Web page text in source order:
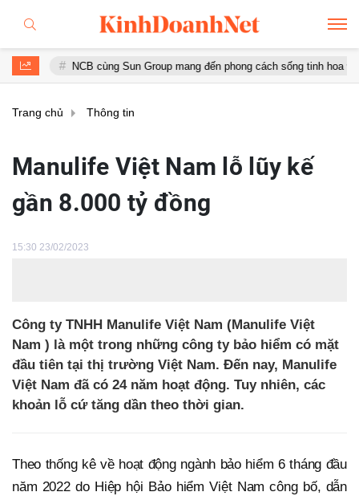
NCB cùng Sun Group mang đến phong cách sống tinh hoa với đặc
Trang chủ Thông tin
Manulife Việt Nam lỗ lũy kế
gần 8.000 tỷ đồng
15:30 23/02/2023
Công ty TNHH Manulife Việt Nam (Manulife Việt
Nam ) là một trong những công ty bảo hiểm có mặt
đầu tiên tại thị trường Việt Nam. Đến nay, Manulife
Việt Nam đã có 24 năm hoạt động. Tuy nhiên, các
khoản lỗ cứ tăng dần theo thời gian.
Theo thống kê về hoạt động ngành bảo hiểm 6 tháng đầu
năm 2022 do Hiệp hội Bảo hiểm Việt Nam công bố, dẫn